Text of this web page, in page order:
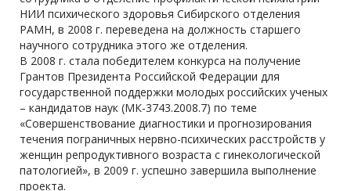
НИИ психического здоровья Сибирского отделения
РАМН, в 2008 г. переведена на должность старшего
научного сотрудника этого же отделения.
В 2008 г. стала победителем конкурса на получение
Грантов Президента Российской Федерации для
государственной поддержки молодых российских ученых
– кандидатов наук (МК-3743.2008.7) по теме
«Совершенствование диагностики и прогнозирования
течения пограничных нервно-психических расстройств у
женщин репродуктивного возраста с гинекологической
патологией», в 2009 г. успешно завершила выполнение
проекта.